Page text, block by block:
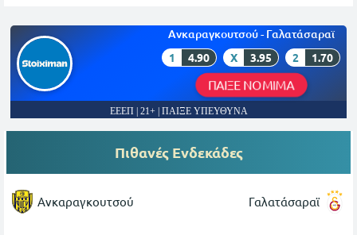
Ανκαραγκουτσού - Γαλατάσαραϊ
1 4.90 X 3.95 2 1.70
ΠΑΙΞΕ ΝΟΜΙΜΑ
ΕΕΕΠ | 21+ | ΠΑΙΞΕ ΥΠΕΥΘΥΝΑ
Πιθανές Ενδεκάδες
Ανκαραγκουτσού Γαλατάσαραϊ